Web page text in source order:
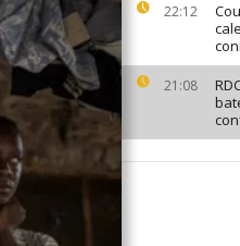
22:12
21:08